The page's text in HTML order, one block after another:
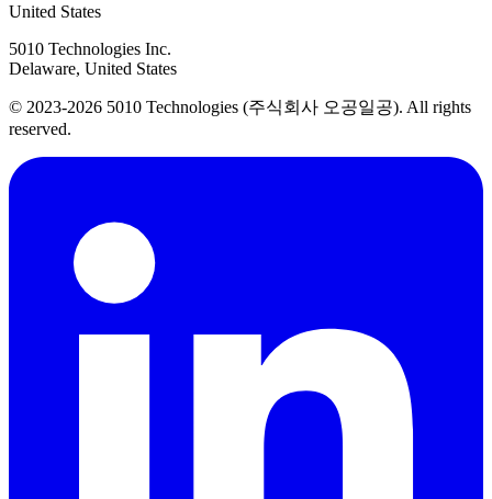
United States
5010 Technologies Inc.
Delaware, United States
© 2023-2026 5010 Technologies (주식회사 오공일공). All rights
reserved.